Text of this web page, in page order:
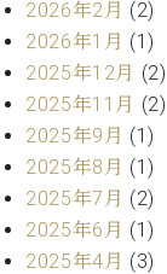
ー
ト
グ
ラ
ン
ピ
ア
ノ
納
入
実
ホ
ー
ル・
ス
タ
代
理
主
催
イ
ベ
ン
ベ
ヒ
シ
ュ
タ
イ
ン
セ
ン
2026年2月 (2)
2026年1月 (1)
2025年12月 (2)
2025年11月 (2)
2025年9月 (1)
2025年8月 (1)
2025年7月 (2)
2025年6月 (1)
2025年4月 (3)